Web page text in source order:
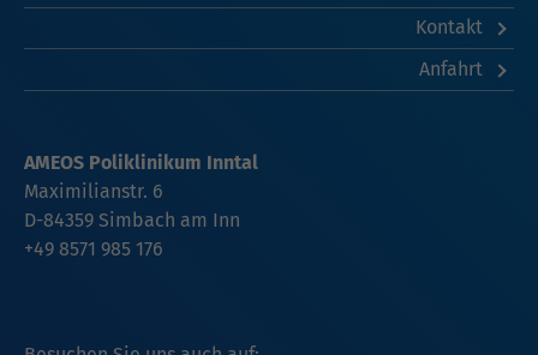
Kontakt
Anfahrt
AMEOS Poliklinikum Inntal
Maximilianstr. 6
D-84359 Simbach am Inn
+49 8571 985 176